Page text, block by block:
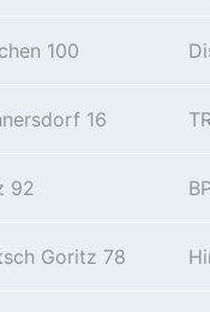
100
16
92
Goritz 78